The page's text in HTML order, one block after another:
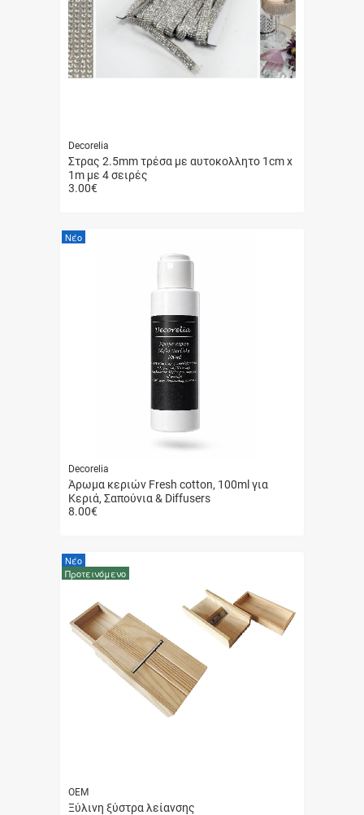
Decorelia
Στρας 2.5mm τρέσα με αυτοκολλητο 1cm x
1m με 4 σειρές
3.00€
Decorelia
Άρωμα κεριών Fresh cotton, 100ml για
Κεριά, Σαπούνια & Diffusers
8.00€
Νέο
ΟΕΜ
Ξύλινη ξύστρα λείανσης
Νέο
Προτεινόμενο